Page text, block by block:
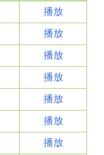
播放
播放
播放
播放
播放
播放
播放